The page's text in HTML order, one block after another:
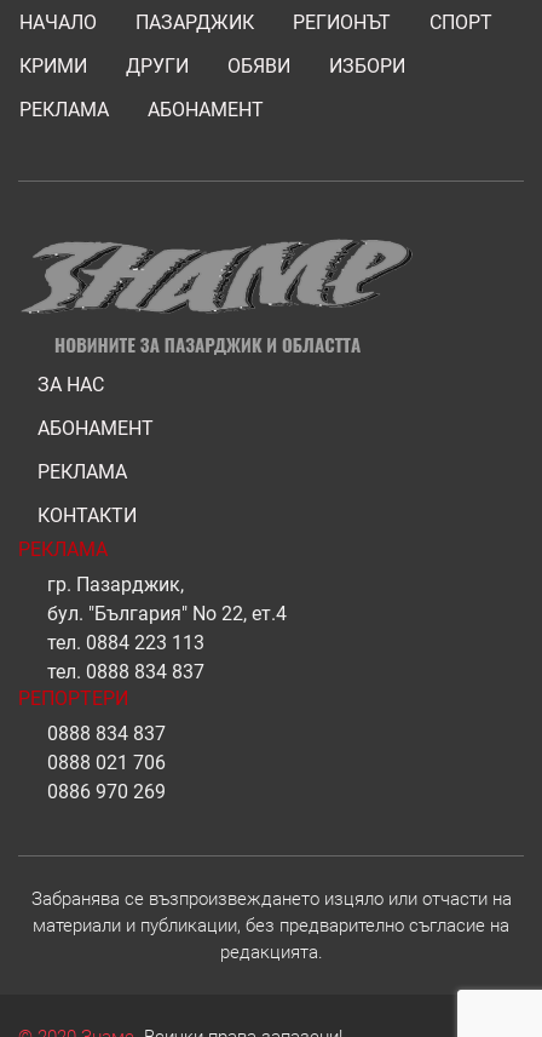
НАЧАЛО ПАЗАРДЖИК РЕГИОНЪТ
СПОРТ
КРИМИ
ДРУГИ ОБЯВИ
ИЗБОРИ
РЕКЛАМА
АБОНАМЕНТ
ЗА НАС
АБОНАМЕНТ
РЕКЛАМА
КОНТАКТИ
РЕКЛАМА
гр. Пазарджик,
бул. "България" No 22, ет.4
тел. 0884 223 113
тел. 0888 834 837
РЕПОРТЕРИ
0888 834 837
0888 021 706
0886 970 269
Забранява се възпроизвеждането изцяло или отчасти на
материали и публикации, без предварително съгласие на
редакцията.